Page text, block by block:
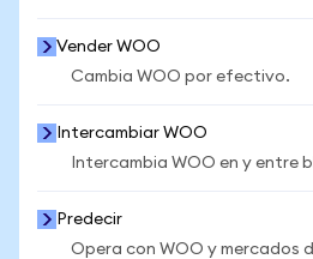
Vender WOO
Cambia WOO por efectivo.
Intercambiar WOO
Intercambia WOO en y entre
Predecir
Opera con WOO y mercados